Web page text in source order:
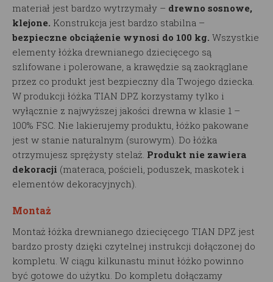
materiał jest bardzo wytrzymały – drewno sosnowe,
klejone. Konstrukcja jest bardzo stabilna –
bezpieczne obciążenie wynosi do 100 kg. Wszystkie
elementy łóżka drewnianego dziecięcego są
szlifowane i polerowane, a krawędzie są zaokrąglane
przez co produkt jest bezpieczny dla Twojego dziecka.
W produkcji łóżka TIAN DPZ korzystamy tylko i
wyłącznie z najwyższej jakości drewna w klasie 1 –
100% FSC. Nie lakierujemy produktu, łóżko pakowane
jest w stanie naturalnym (surowym). Do łóżka
otrzymujesz sprężysty stelaż. Produkt nie zawiera
dekoracji (materaca, pościeli, poduszek, maskotek i
elementów dekoracyjnych).
Montaż
Montaż łóżka drewnianego dziecięcego TIAN DPZ jest
bardzo prosty dzięki czytelnej instrukcji dołączonej do
kompletu. W ciągu kilkunastu minut łóżko powinno
być gotowe do użytku. Do kompletu dołączamy